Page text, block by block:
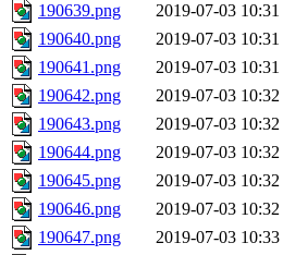
190639.png
2019-07-03 10:31
190640.png
2019-07-03 10:31
190641.png
2019-07-03 10:31
190642.png
2019-07-03 10:32
190643.png
2019-07-03 10:32
190644.png
2019-07-03 10:32
190645.png
2019-07-03 10:32
190646.png
2019-07-03 10:32
190647.png
2019-07-03 10:33